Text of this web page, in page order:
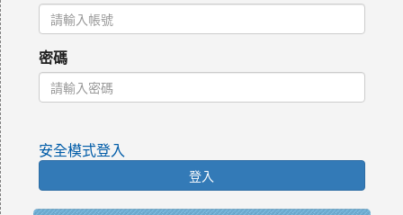
密碼
安全模式登入
登入